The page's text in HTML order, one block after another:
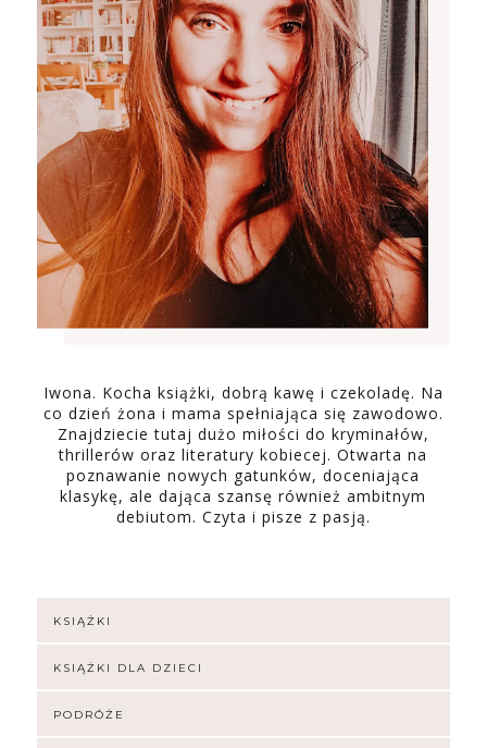
Iwona. Kocha książki, dobrą kawę i czekoladę. Na
co dzień żona i mama spełniająca się zawodowo.
Znajdziecie tutaj dużo miłości do kryminałów,
thrillerów oraz literatury kobiecej. Otwarta na
poznawanie nowych gatunków, doceniająca
klasykę, ale dająca szansę również ambitnym
debiutom. Czyta i pisze z pasją.
KSIĄŻKI
KSIĄŻKI DLA DZIECI
PODRÓŻE